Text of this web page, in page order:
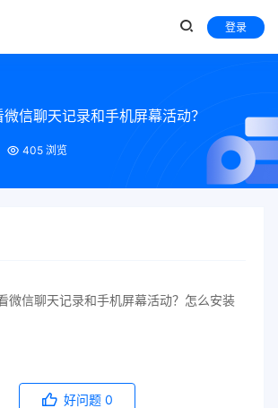
登录
信聊天记录和手机屏幕活动？
405 浏览
微信聊天记录和手机屏幕活动？怎么安装
好问题 0